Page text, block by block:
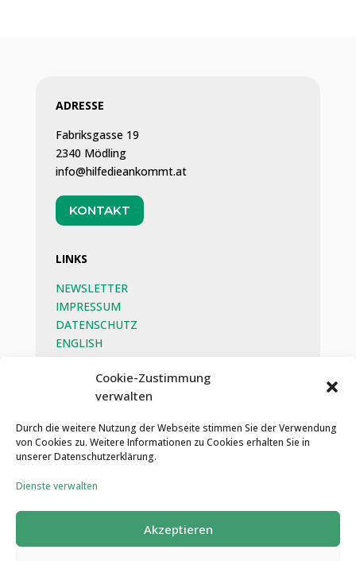
Cookie-Zustimmung
verwalten
Durch die weitere Nutzung der Webseite stimmen Sie der Verwendung
von Cookies zu. Weitere Informationen zu Cookies erhalten Sie in
unserer Datenschutzerklärung.
Dienste verwalten
Akzeptieren
ADRESSE
Fabriksgasse 19
2340 Mödling
info@hilfedieankommt.at
KONTAKT
LINKS
NEWSLETTER
IMPRESSUM
DATENSCHUTZ
ENGLISH
BEG
SOZIALE MEDIEN